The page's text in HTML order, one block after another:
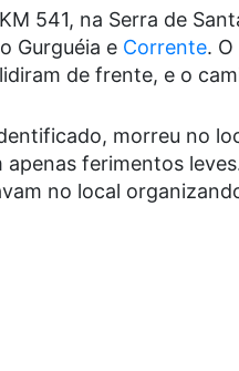
541, na Serra de
Gurguéia e Corrente.
de frente, e o
morreu no
ferimentos
no local